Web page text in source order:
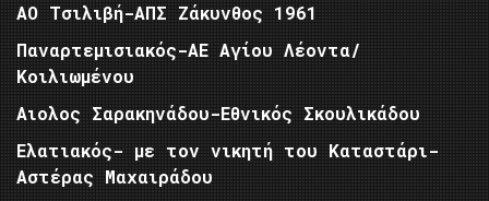
ΑΟ Τσιλιβή-ΑΠΣ Ζάκυνθος 1961
Παναρτεμισιακός-ΑΕ Αγίου Λέοντα/
Κοιλιωμένου
Αιολος Σαρακηνάδου-Εθνικός Σκουλικάδου
Ελατιακός- με τον νικητή του Καταστάρι-
Αστέρας Μαχαιράδου